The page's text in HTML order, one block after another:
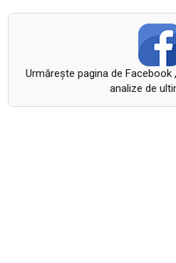
Urmăreşte pagina de Facebook
analize de